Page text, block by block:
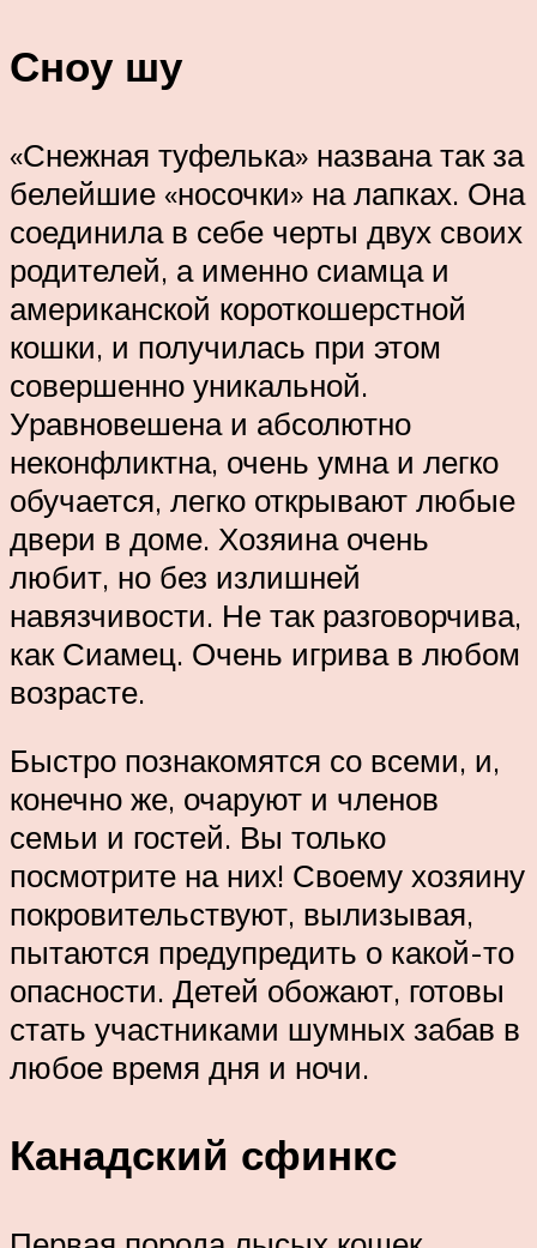
Сноу шу
«Снежная туфелька» названа так за
белейшие «носочки» на лапках. Она
соединила в себе черты двух своих
родителей, а именно сиамца и
американской короткошерстной
кошки, и получилась при этом
совершенно уникальной.
Уравновешена и абсолютно
неконфликтна, очень умна и легко
обучается, легко открывают любые
двери в доме. Хозяина очень
любит, но без излишней
навязчивости. Не так разговорчива,
как Сиамец. Очень игрива в любом
возрасте.
Быстро познакомятся со всеми, и,
конечно же, очаруют и членов
семьи и гостей. Вы только
посмотрите на них! Своему хозяину
покровительствуют, вылизывая,
пытаются предупредить о какой-то
опасности. Детей обожают, готовы
стать участниками шумных забав в
любое время дня и ночи.
Канадский сфинкс